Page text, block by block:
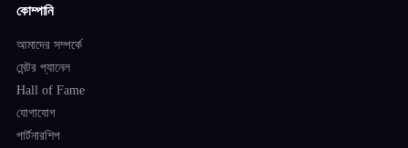
কোম্পানি
আমাদের সম্পর্কে
মেন্টর প্যানেল
Hall of Fame
যোগাযোগ
পার্টনারশিপ